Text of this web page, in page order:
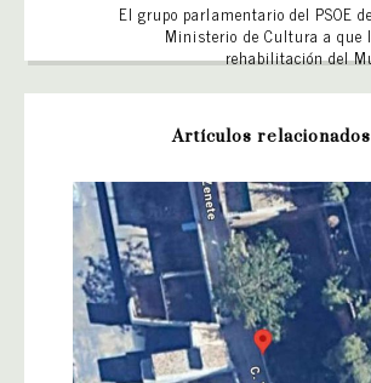
El grupo parlamentario del PSOE
Ministerio de Cultura a que
rehabilitación del
Artículos relacionados